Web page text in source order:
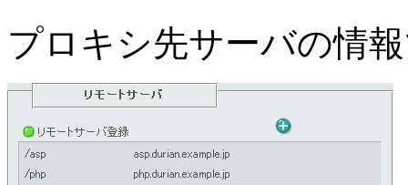
プロキシ先サーバの情